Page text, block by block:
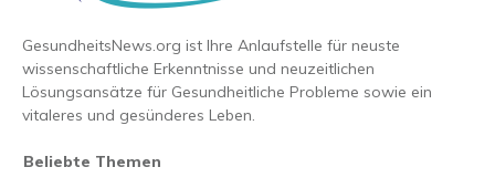
GesundheitsNews.org ist Ihre Anlaufstelle für neuste
wissenschaftliche Erkenntnisse und neuzeitlichen
Lösungsansätze für Gesundheitliche Probleme sowie ein
vitaleres und gesünderes Leben.
Beliebte Themen